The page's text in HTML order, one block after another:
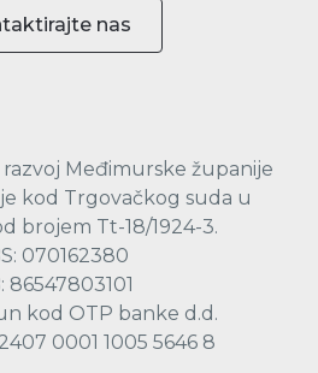
nas
Međimurske županije
kod Trgovačkog suda u
brojem Tt-18/1924-3.
070162380
86547803101
kod OTP banke d.d.
0001 1005 5646 8